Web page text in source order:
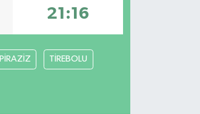
21:16
PİRAZİZ TİREBOLU